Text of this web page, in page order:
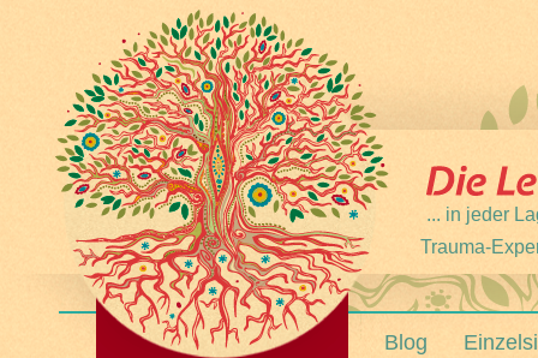
... in jeder
Trauma-
Blog